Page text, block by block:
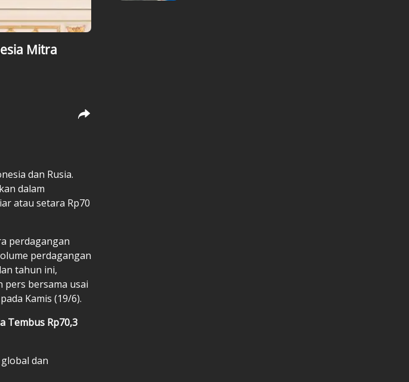
Mitra
dan Rusia.
dalam
atau setara Rp70
perdagangan
perdagangan
tahun ini,
pers bersama usai
Kamis (19/6).
Tembus Rp70,3
dan